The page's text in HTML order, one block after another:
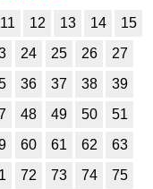
11 12 13 14
15
24 25 26
27
36 37 38
39
48 49 50
51
60 61 62
63
72 73 74
75